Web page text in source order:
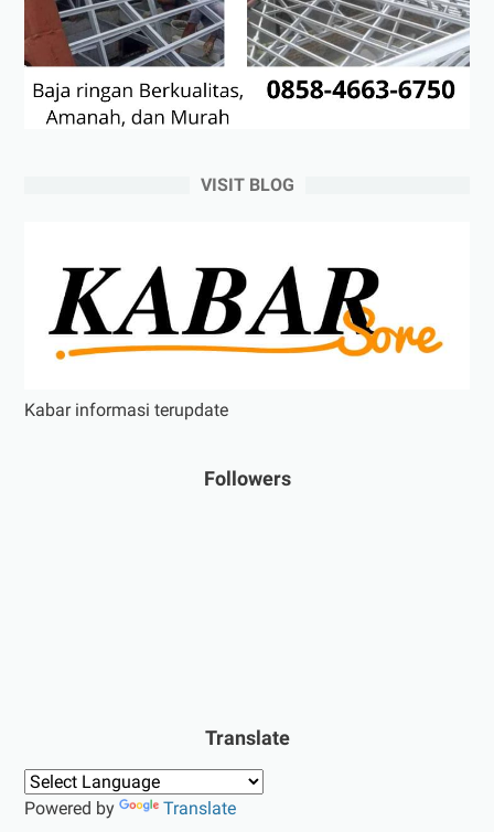
VISIT BLOG
Kabar informasi terupdate
Followers
Translate
Powered by Translate